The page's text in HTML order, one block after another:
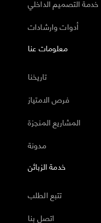
خدمة التصميم الداخلي
أدوات وارشادات
معلومات عنا
تاريخنا
فرص الامتياز
المشاريع المنجزة
مدونة
خدمة الزبائن
تتبع الطلب
اتصل بنا